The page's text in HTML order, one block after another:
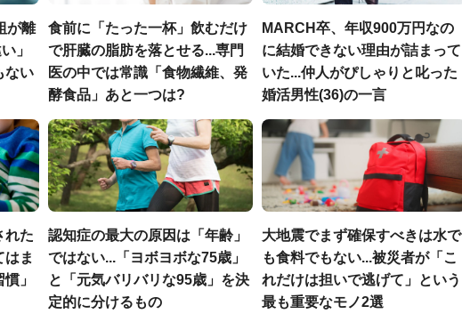
が離
」
ない
食前に「たった一杯」飲むだけ
で肝臓の脂肪を落とせる...専門
医の中では常識「食物繊維、発
酵食品」あと一つは?
MARCH卒、年収900万円なの
に結婚できない理由が詰まって
いた...仲人がぴしゃりと叱った
婚活男性(36)の一言
れた
はま
」
認知症の最大の原因は「年齢」
ではない...「ヨボヨボな75歳」
と「元気バリバリな95歳」を決
定的に分けるもの
大地震でまず確保すべきは水で
も食料でもない...被災者が「こ
れだけは担いで逃げて」という
最も重要なモノ2選